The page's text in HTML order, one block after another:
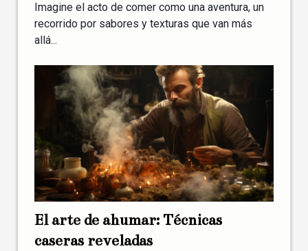
Imagine el acto de comer como una aventura, un
recorrido por sabores y texturas que van más
allá...
El arte de ahumar: Técnicas
caseras reveladas